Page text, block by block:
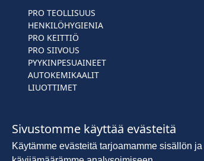
PRO TEOLLISUUS
HENKILÖHYGIENIA
PRO KEITTIÖ
PRO SIIVOUS
PYYKINPESUAINEET
AUTOKEMIKAALIT
LIUOTTIMET
Sivustomme käyttää evästeitä
Käytämme evästeitä tarjoamamme sisällön